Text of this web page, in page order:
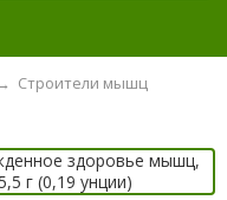
Строители мышц